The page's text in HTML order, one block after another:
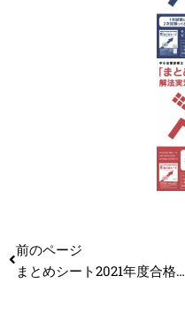
前のページ
まとめシート2021年度合格目標版の表紙ができました